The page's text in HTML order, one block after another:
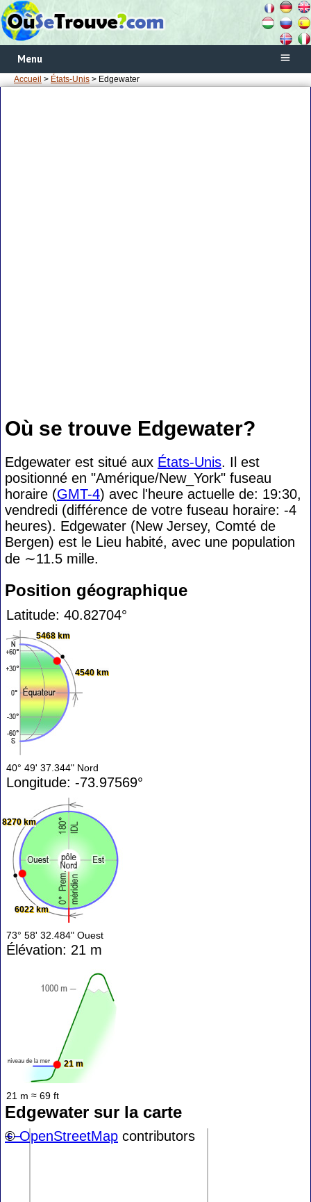
Menu
Accueil > États-Unis > Edgewater
Où se trouve Edgewater?
Edgewater est situé aux États-Unis. Il est
positionné en "Amérique/New_York" fuseau
horaire (GMT-4) avec l'heure actuelle de: 19:30,
vendredi (différence de votre fuseau horaire: -4
heures). Edgewater (New Jersey, Comté de
Bergen) est le Lieu habité, avec une population
de ∼11.5 mille.
Position géographique
Latitude: 40.82704°
5468 km
4540 km
40° 49' 37.344" Nord
Longitude: -73.97569°
6022 km
8270 km
73° 58' 32.484" Ouest
Élévation: 21 m
21 m
21 m ≈ 69 ft
Edgewater sur la carte
+−
©OpenStreetMap contributors